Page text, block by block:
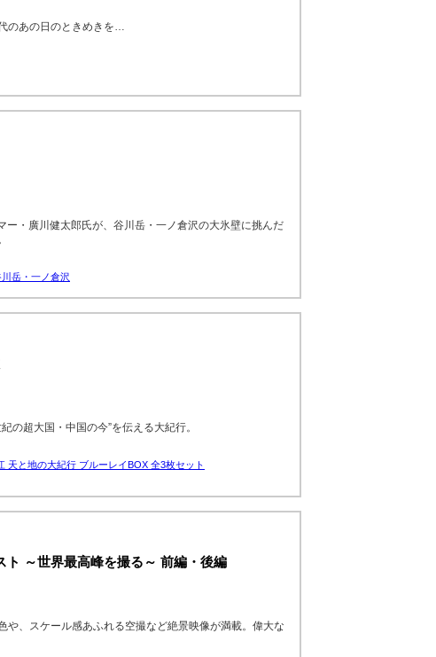
のあの日のときめきを…
・廣川健太郎氏が、谷川岳・一ノ倉沢の大氷壁に挑んだ
岳・一ノ倉沢
の超大国・中国の今”を伝える大紀行。
天と地の大紀行 ブルーレイBOX 全3枚セット
～世界最高峰を撮る～ 前編・後編
や、スケール感あふれる空撮など絶景映像が満載。偉大な